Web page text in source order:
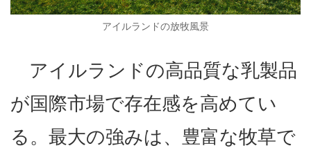
アイルランドの放牧風景
アイルランドの高品質な乳製品
が国際市場で存在感を高めてい
る。最大の強みは、豊富な牧草で